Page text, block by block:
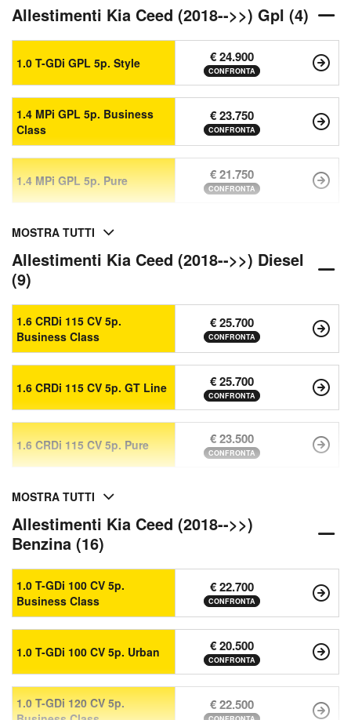
Allestimenti Kia Ceed (2018-->>) Gpl (4)
1.0 T-GDi GPL 5p. Style € 24.900
CONFRONTA
1.4 MPi GPL 5p. Business
Class
€ 23.750
CONFRONTA
1.4 MPi GPL 5p. Pure € 21.750
CONFRONTA
MOSTRA TUTTI
Allestimenti Kia Ceed (2018-->>) Diesel
(9)
1.6 CRDi 115 CV 5p.
Business Class
€ 25.700
CONFRONTA
1.6 CRDi 115 CV 5p. GT Line € 25.700
CONFRONTA
1.6 CRDi 115 CV 5p. Pure € 23.500
CONFRONTA
MOSTRA TUTTI
Allestimenti Kia Ceed (2018-->>)
Benzina (16)
1.0 T-GDi 100 CV 5p.
Business Class
€ 22.700
CONFRONTA
1.0 T-GDi 100 CV 5p. Urban € 20.500
CONFRONTA
1.0 T-GDi 120 CV 5p.
€ 22.500